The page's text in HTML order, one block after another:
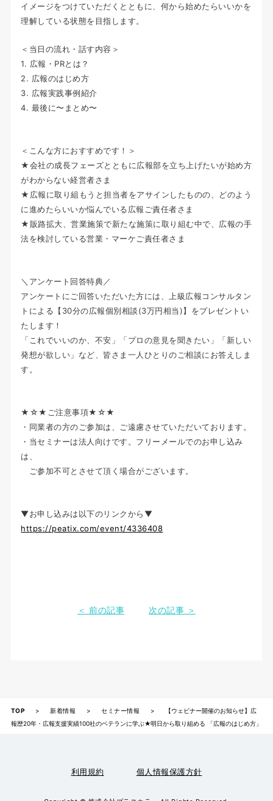
イメージをつけていただくとともに、何から始めたらいいかを
理解している状態を目指します。
＜当日の流れ・話す内容＞
1. 広報・PRとは？
2. 広報のはじめ方
3. 広報実践事例紹介
4. 最後に〜まとめ〜
＜こんな方におすすめです！＞
★会社の成長フェーズとともに広報部を立ち上げたいが始め方
がわからない経営者さま
★広報に取り組もうと担当者をアサインしたものの、どのよう
に進めたらいいか悩んでいる広報ご責任者さま
★販路拡大、営業施策で新たな施策に取り組む中で、広報の手
法を検討している営業・マーケご責任者さま
＼アンケート回答特典／
アンケートにご回答いただいた方には、上級広報コンサルタン
トによる【30分の広報個別相談(3万円相当)】をプレゼントい
たします！
「これでいいのか、不安」「プロの意見を聞きたい」「新しい
発想が欲しい」など、皆さま一人ひとりのご相談にお答えしま
す。
★☆★ご注意事項★☆★
・同業者の方のご参加は、ご遠慮させていただいております。
・当セミナーは法人向けです。フリーメールでのお申し込み
は、
ご参加不可とさせて頂く場合がございます。
▼お申し込みは以下のリンクから▼
https://peatix.com/event/4336408
＜ 前の記事 次の記事 ＞
TOP > 新着情報 > セミナー情報 >
【ウェビナー開催のお知らせ】広
報歴20年・広報支援実績100社のベテランに学ぶ★明日から取り組める 「広報のはじめ方」
利用規約 個人情報保護方針